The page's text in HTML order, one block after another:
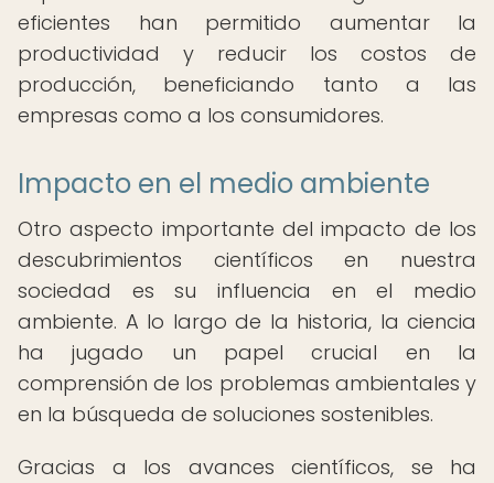
eficientes han permitido aumentar la
productividad y reducir los costos de
producción, beneficiando tanto a las
empresas como a los consumidores.
Impacto en el medio ambiente
Otro aspecto importante del impacto de los
descubrimientos científicos en nuestra
sociedad es su influencia en el medio
ambiente. A lo largo de la historia, la ciencia
ha jugado un papel crucial en la
comprensión de los problemas ambientales y
en la búsqueda de soluciones sostenibles.
Gracias a los avances científicos, se ha